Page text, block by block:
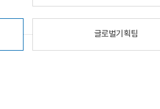
글로벌기획팀